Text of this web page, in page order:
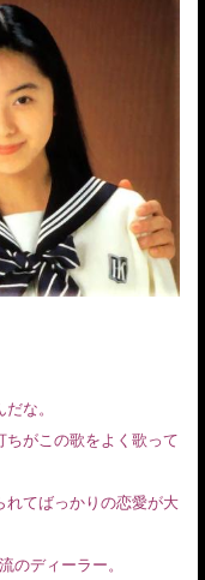
な。
がこの歌をよく歌って
てばっかりの恋愛が大
のディーラー。